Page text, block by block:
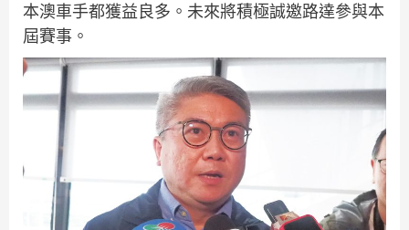
本澳車手都獲益良多。未來將積極誠邀路達參與本
屆賽事。